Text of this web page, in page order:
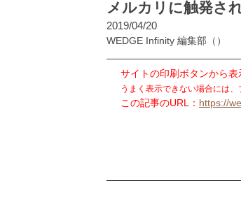
メルカリに触発さ
2019/04/20
WEDGE Infinity 編集部 （）
サイトの印刷ボタンから表
うまく表示できない場合には
この記事のURL： https://